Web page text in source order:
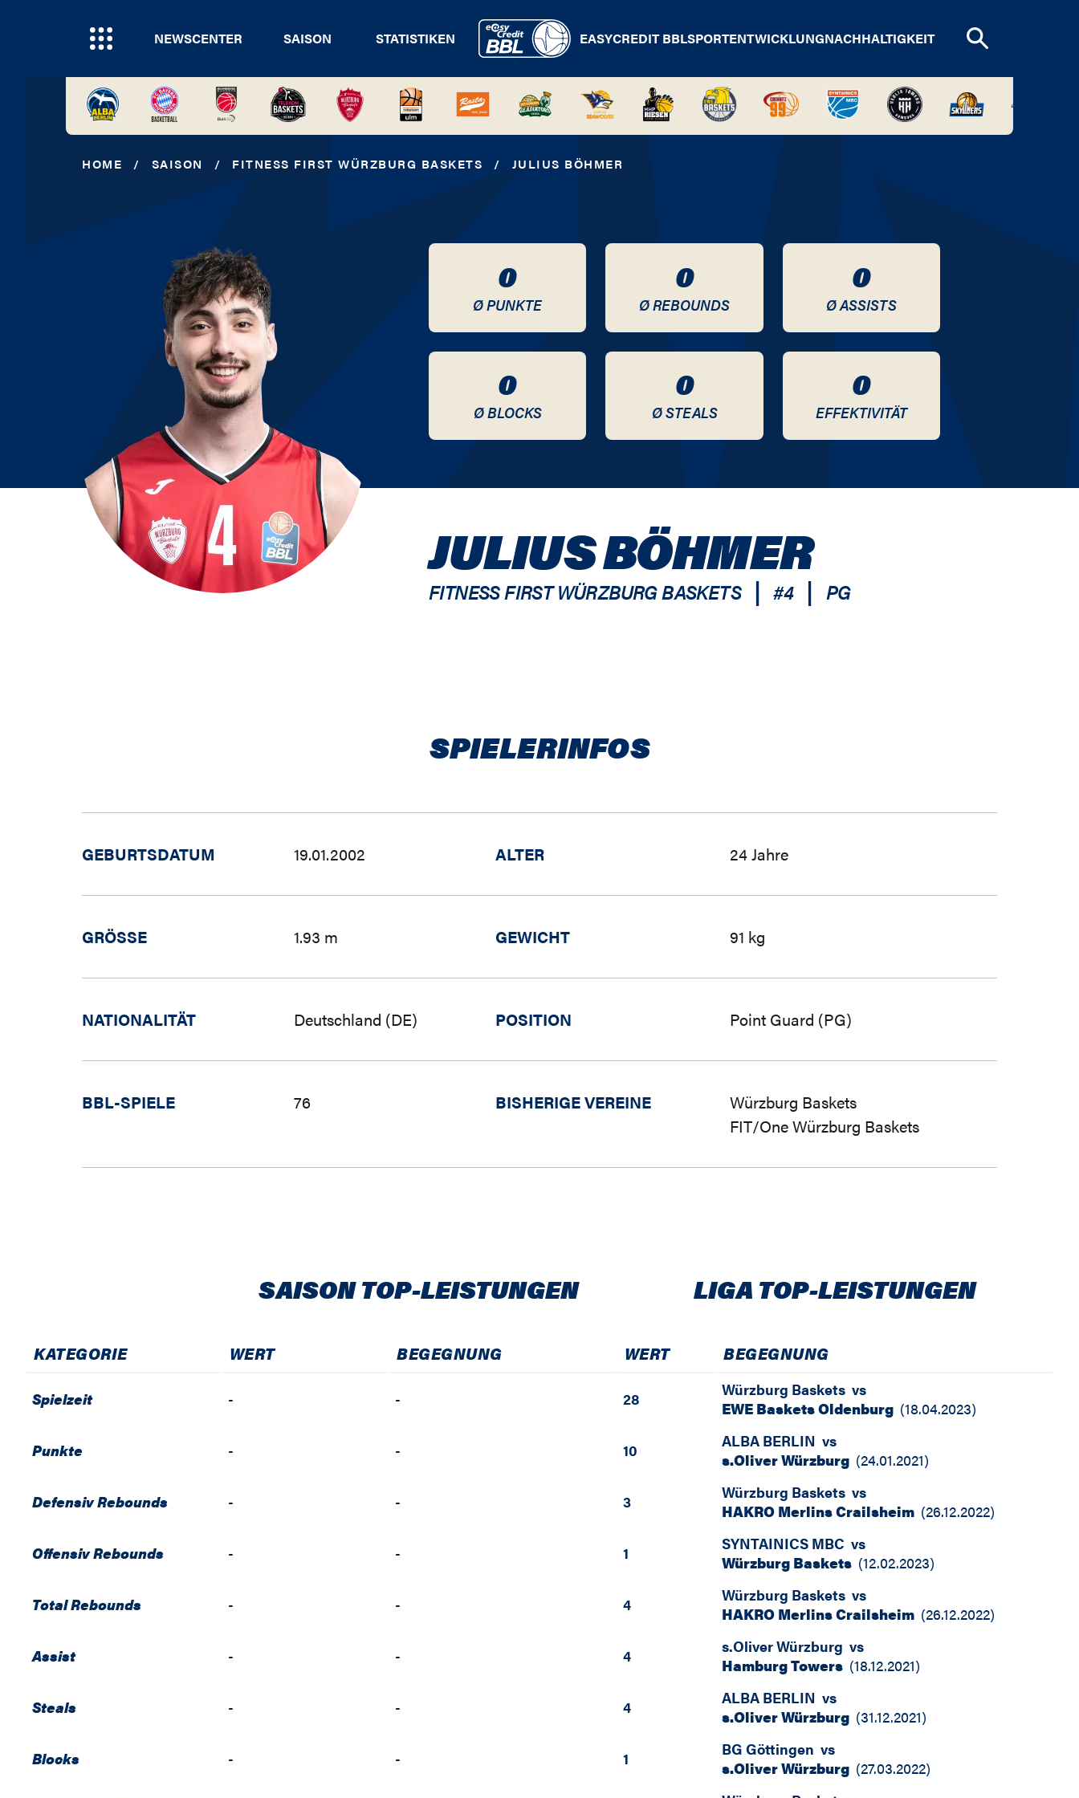
NEWSCENTER SAISON STATISTIKEN EASYCREDIT BBLSPORTENTWICKLUNGNACHHALTIGKEIT
HOME / SAISON / FITNESS FIRST WÜRZBURG BASKETS / JULIUS BÖHMER
0
Ø PUNKTE
0
Ø REBOUNDS
0
Ø ASSISTS
0
Ø BLOCKS
0
Ø STEALS
0
EFFEKTIVITÄT
JULIUS BÖHMER
FITNESS FIRST WÜRZBURG BASKETS | #4 | PG
SPIELERINFOS
GEBURTSDATUM 19.01.2002 ALTER 24 Jahre
GRÖSSE 1.93 m GEWICHT 91 kg
NATIONALITÄT Deutschland (DE) POSITION Point Guard (PG)
BBL-SPIELE 76 BISHERIGE VEREINE
Würzburg Baskets
FIT/One Würzburg Baskets
SAISON TOP-LEISTUNGEN LIGA TOP-LEISTUNGEN
KATEGORIE WERT BEGEGNUNG WERT BEGEGNUNG
Spielzeit - - 28 Würzburg Baskets vs
EWE Baskets Oldenburg (18.04.2023)
Punkte - - 10 ALBA BERLIN vs
s.Oliver Würzburg (24.01.2021)
Defensiv Rebounds - - 3 Würzburg Baskets vs
HAKRO Merlins Crailsheim (26.12.2022)
Offensiv Rebounds - - 1 SYNTAINICS MBC vs
Würzburg Baskets (12.02.2023)
Total Rebounds - - 4 Würzburg Baskets vs
HAKRO Merlins Crailsheim (26.12.2022)
Assist - - 4 s.Oliver Würzburg vs
Hamburg Towers (18.12.2021)
Steals - - 4 ALBA BERLIN vs
s.Oliver Würzburg (31.12.2021)
Blocks - - 1 BG Göttingen vs
s.Oliver Würzburg (27.03.2022)